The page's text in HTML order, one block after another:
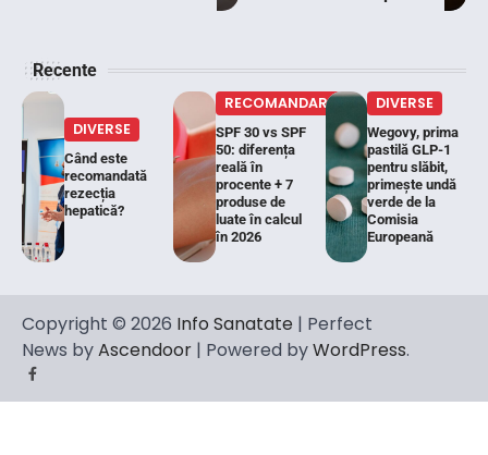
Recente
DIVERSE
Când este
recomandată
rezecția
hepatică?
RECOMANDARI
SPF 30 vs SPF
50: diferența
reală în
procente + 7
produse de
luate în calcul
în 2026
DIVERSE
Wegovy, prima
pastilă GLP-1
pentru slăbit,
primește undă
verde de la
Comisia
Europeană
Copyright © 2026 Info Sanatate | Perfect
News byAscendoor | Powered byWordPress.
Facebook